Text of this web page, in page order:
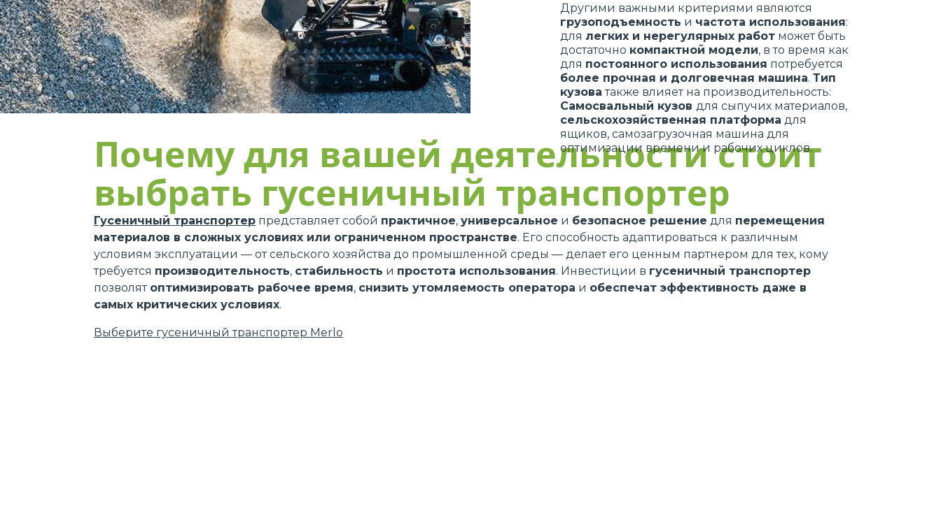
Другими важными критериями являются
грузоподъемность и частота использования:
для легких и нерегулярных работ может быть
достаточно компактной модели, в то время как
для постоянного использования потребуется
более прочная и долговечная машина. Тип
кузова также влияет на производительность:
Самосвальный кузов для сыпучих материалов,
сельскохозяйственная платформа для
ящиков, самозагрузочная машина для
оптимизации времени и рабочих циклов.
Почему для вашей деятельности стоит
выбрать гусеничный транспортер
Гусеничный транспортер представляет собой практичное, универсальное и безопасное решение для перемещения
материалов в сложных условиях или ограниченном пространстве. Его способность адаптироваться к различным
условиям эксплуатации — от сельского хозяйства до промышленной среды — делает его ценным партнером для тех, кому
требуется производительность, стабильность и простота использования. Инвестиции в гусеничный транспортер
позволят оптимизировать рабочее время, снизить утомляемость оператора и обеспечат эффективность даже в
самых критических условиях.
Выберите гусеничный транспортер Merlo